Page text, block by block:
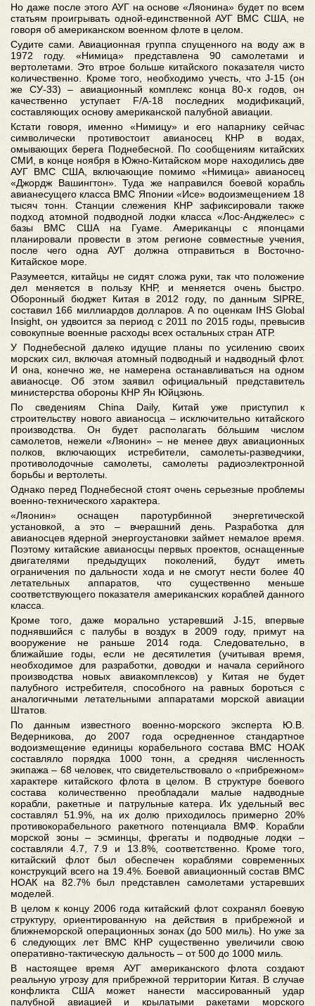
Но даже после этого АУГ на основе «Ляонина» будет по всем
статьям проигрывать одной-единственной АУГ ВМС США, не
говоря об американском военном флоте в целом.
Судите сами. Авиационная группа спущенного на воду аж в
1972 году. «Нимица» представлена 90 самолетами и
вертолетами. Это втрое больше китайского показателя чисто
количественно. Кроме того, необходимо учесть, что J-15 (он
же СУ-33) – авиационный комплекс конца 80-х годов, он
качественно уступает F/A-18 последних модификаций,
составляющих основу американской палубной авиации.
Кстати говоря, именно «Нимицу» и его напарнику сейчас
символически противостоит авианосец КНР в водах,
омывающих берега Поднебесной. По сообщениям китайских
СМИ, в конце ноября в Южно-Китайском море находились две
АУГ ВМС США, включающие помимо «Нимица» авианосец
«Джордж Вашингтон». Туда же направился боевой корабль
авианесущего класса ВМС Японии «Исе» водоизмещением 18
тысяч тонн. Станции слежения КНР зафиксировали также
подход атомной подводной лодки класса «Лос-Анджелес» с
базы ВМС США на Гуаме. Американцы с японцами
планировали провести в этом регионе совместные учения,
после чего одна АУГ должна отправиться в Восточно-
Китайское море.
Разумеется, китайцы не сидят сложа руки, так что положение
дел меняется в пользу КНР, и меняется очень быстро.
Оборонный бюджет Китая в 2012 году, по данным SIPRE,
составил 166 миллиардов долларов. А по оценкам IHS Global
Insight, он удвоится за период с 2011 по 2015 годы, превысив
совокупные военные расходы всех остальных стран АТР.
У Поднебесной далеко идущие планы по усилению своих
морских сил, включая атомный подводный и надводный флот.
И она, конечно же, не намерена останавливаться на одном
авианосце. Об этом заявил официальный представитель
министерства обороны КНР Ян Юйцзюнь.
По сведениям China Daily, Китай уже приступил к
строительству нового авианосца – исключительно китайского
производства. Он будет располагать бóльшим числом
самолетов, нежели «Ляонин» – не менее двух авиационных
полков, включающих истребители, самолеты-разведчики,
противолодочные самолеты, самолеты радиоэлектронной
борьбы и вертолеты.
Однако перед Поднебесной стоят очень серьезные проблемы
военно-технического характера.
«Ляонин» оснащен паротурбинной энергетической
установкой, а это – вчерашний день. Разработка для
авианосцев ядерной энергоустановки займет немалое время.
Поэтому китайские авианосцы первых проектов, оснащенные
двигателями предыдущих поколений, будут иметь
ограничения по дальности хода и не смогут нести более 40
летательных аппаратов, что существенно меньше
соответствующего показателя американских кораблей данного
класса.
Кроме того, даже морально устаревший J-15, впервые
поднявшийся с палубы в воздух в 2009 году, примут на
вооружение не раньше 2014 года. Следовательно, в
ближайшие годы, если не десятилетия (учитывая время,
необходимое для разработки, доводки и начала серийного
производства новых авиакомплексов) у Китая не будет
палубного истребителя, способного на равных бороться с
аналогичными летательными аппаратами морской авиации
Штатов.
По данным известного военно-морского эксперта Ю.В.
Ведерникова, до 2007 года осредненное стандартное
водоизмещение единицы корабельного состава ВМС НОАК
составляло порядка 1000 тонн, а средняя численность
экипажа – 68 человек, что свидетельствовало о «прибрежном»
характере китайского флота в целом. В структуре боевого
состава количественно преобладали малые надводные
корабли, ракетные и патрульные катера. Их удельный вес
составлял 51.9%, на их долю приходилось примерно 20%
противокорабельного ракетного потенциала ВМФ. Корабли
морской зоны – эсминцы, фрегаты и подводные лодки –
составляли 4.7, 7.9 и 13.8%, соответственно. Кроме того,
китайский флот был обеспечен кораблями современных
конструкций всего на 19.4%. Боевой авиационный состав ВМС
НОАК на 82.7% был представлен самолетами устаревших
моделей.
В целом к концу 2006 года китайский флот сохранял боевую
структуру, ориентированную на действия в прибрежной и
ближнеморской операционных зонах (до 500 миль). Но уже за
6 следующих лет ВМС КНР существенно увеличили свою
оперативно-тактическую дальность – от 500 до 1000 миль.
В настоящее время АУГ американского флота создают
реальную угрозу для прибрежной территории Китая. В случае
конфликта США может нанести массированный удар
палубной авиацией и крылатыми ракетами морского